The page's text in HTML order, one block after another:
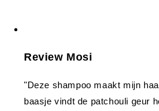
Review Mosi
"Deze shampoo maakt mijn
baasje vindt de patchouli geur